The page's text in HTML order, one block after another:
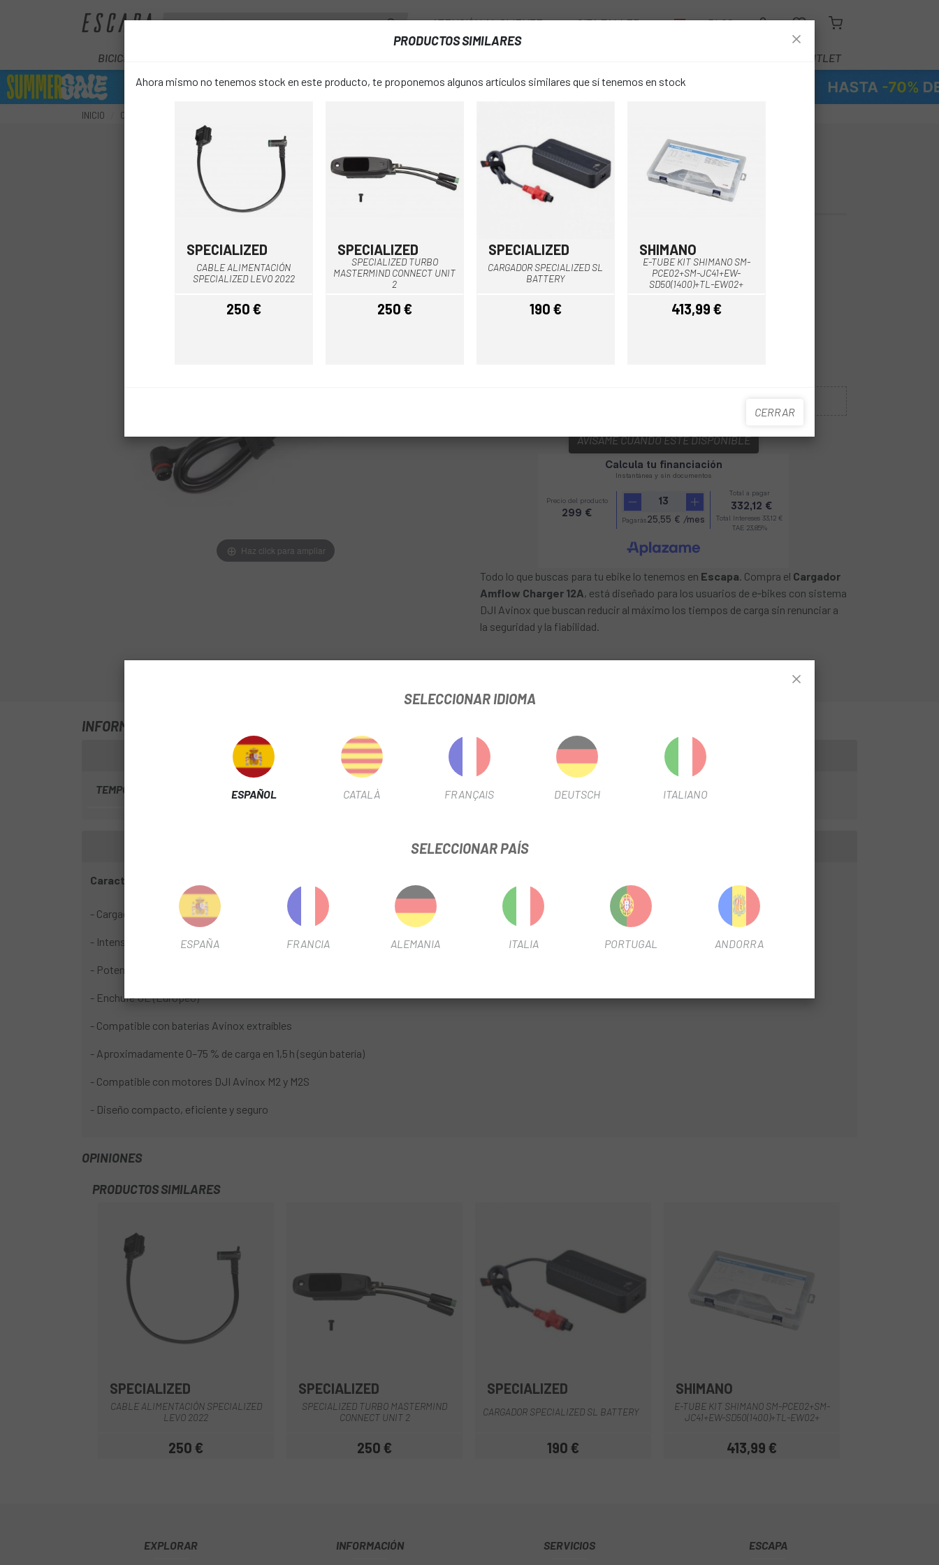
ATENCIÓN AL CLIENTE CITA TALLER BLOG
BICICLETAS OUTLET
INICIO COMPONENTES
favorite_border
Haz click para ampliar
CARGADOR AMFLOW
CHARGER 12A
Única
AVÍSAME CUANDO ESTÉ DISPONIBLE
PRODUCTOS SIMILARES
Ahora mismo no tenemos stock en este producto, te proponemos algunos artículos similares que sí tenemos en stock
Multi
SPECIALIZED
CABLE ALIMENTACIÓN
SPECIALIZED LEVO 2022
Precio
250 €
SPECIALIZED
SPECIALIZED TURBO
MASTERMIND CONNECT UNIT
2
Precio
250 €
Negro
SPECIALIZED
CARGADOR SPECIALIZED SL
BATTERY
Precio
190 €
SHIMANO
E-TUBE KIT SHIMANO SM-
PCE02+SM-JC41+EW-
SD50(1400)+TL-EW02+
Precio
413,99 €
CERRAR
Todo lo que buscas para tu ebike lo tenemos en Escapa. Compra el Cargador
Amflow Charger 12A, está diseñado para los usuarios de e‑bikes con sistema
DJI Avinox que buscan reducir al máximo los tiempos de carga sin renunciar a
la seguridad y la fiabilidad.
INFORMACIÓN SOBRE CARGADOR AMFLOW CHARGER 12A
FICHA DE PRODUCTO
TEMPORADA
INFORMACIÓN DEL PRODUCTO
Características destacadas
- Cargador rápido DJI Avinox
- Intensidad máxima: 12A
- Potencia nominal: hasta 508 W
- Enchufe UE (Europeo)
- Compatible con baterías Avinox extraíbles
- Aproximadamente 0–75 % de carga en 1,5 h (según batería)
- Compatible con motores DJI Avinox M2 y M2S
- Diseño compacto, eficiente y seguro
OPINIONES
PRODUCTOS SIMILARES
Multi
SPECIALIZED
CABLE ALIMENTACIÓN SPECIALIZED
LEVO 2022
Precio
250 €
SPECIALIZED
SPECIALIZED TURBO MASTERMIND
CONNECT UNIT 2
Precio
250 €
Negro
SPECIALIZED
CARGADOR SPECIALIZED SL BATTERY
Precio
190 €
SHIMANO
E-TUBE KIT SHIMANO SM-PCE02+SM-
JC41+EW-SD50(1400)+TL-EW02+
Precio
413,99 €
EXPLORAR INFORMACIÓN SERVICIOS ESCAPA
SELECCIONAR IDIOMA
ESPAÑOL CATALÀ FRANÇAIS DEUTSCH ITALIANO
SELECCIONAR PAÍS
ESPAÑA FRANCIA ALEMANIA ITALIA PORTUGAL ANDORRA